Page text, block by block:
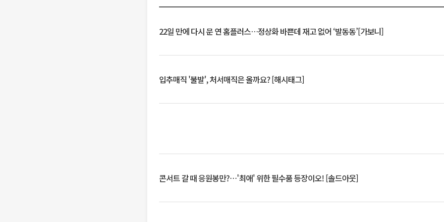
22일 만에 다시 문 연 홈플러스…정상화 바쁜데 재고 없어 ‘발동동’[가보니]
입추매직 '불발', 처서매직은 올까요? [해시태그]
콘서트 갈 때 응원봉만?⋯'최애' 위한 필수품 등장이오! [솔드아웃]